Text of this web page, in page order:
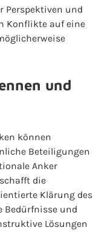
Perspektiven und
Konflikte auf eine
und
können
Beteiligungen
Anker
die
Klärung des
Bedürfnisse und
Lösungen